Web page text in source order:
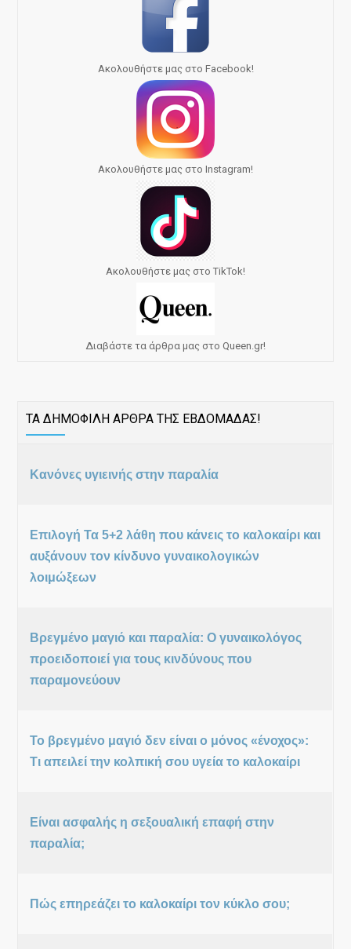
Ακολουθήστε μας στο Facebook!
Ακολουθήστε μας στο Instagram!
Ακολουθήστε μας στο TikTok!
Διαβάστε τα άρθρα μας στο Queen.gr!
ΤΑ ΔΗΜΟΦΙΛΗ ΑΡΘΡΑ ΤΗΣ ΕΒΔΟΜΑΔΑΣ!
Κανόνες υγιεινής στην παραλία
Επιλογή Τα 5+2 λάθη που κάνεις το καλοκαίρι και
αυξάνουν τον κίνδυνο γυναικολογικών
λοιμώξεων
Βρεγμένο μαγιό και παραλία: Ο γυναικολόγος
προειδοποιεί για τους κινδύνους που
παραμονεύουν
Το βρεγμένο μαγιό δεν είναι ο μόνος «ένοχος»:
Τι απειλεί την κολπική σου υγεία το καλοκαίρι
Είναι ασφαλής η σεξουαλική επαφή στην
παραλία;
Πώς επηρεάζει το καλοκαίρι τον κύκλο σου;